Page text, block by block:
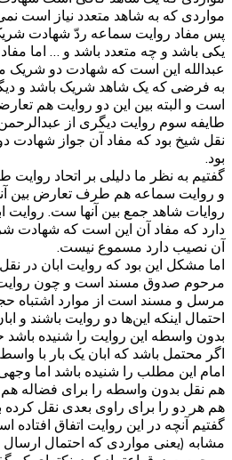
مواردی که به شاهد متعدد نیاز است
پس مفاد روایت سماعه ردّ شهادت
یکی باشد و چه متعدد باشد و … اما
عبدالله این است که شهادت دو
به فرضی که یک شاهد شریک باشد و
است و البته بین این دو روایت هم
طایفه سوم روایت دیگری از
نقل شیخ بود که مفاد آن جواز شهادت
بود.
گفتیم به نظر ما دلیلی بر اتحاد روایت
و روایت سماعه هم طرف تعارض بین
روایات شاهد جمع بین آنها ست. روایت
دارد که مفاد آن این است که شهادت
آن نصیب دارد مسموع نیست.
اما مشکل این بود که روایت ابان در
مرحوم صدوق مسند است و چون روایت
مرسل و مسند است از موارد اشتباه
احتمال اینکه این‌ها دو روایت باشند و
بدون واسطه این روایت را شنیده
اگر محتمل باشد که ابان یک بار با
امام این مطلب را شنیده باشد اما
هم نقل بدون واسطه را برای فضاله هم
هم هر دو را برای راوی بعدی نقل کرده
گفتیم آنچه در این روایت اتفاق
مشابه (یعنی مواردی که احتمال ارسال